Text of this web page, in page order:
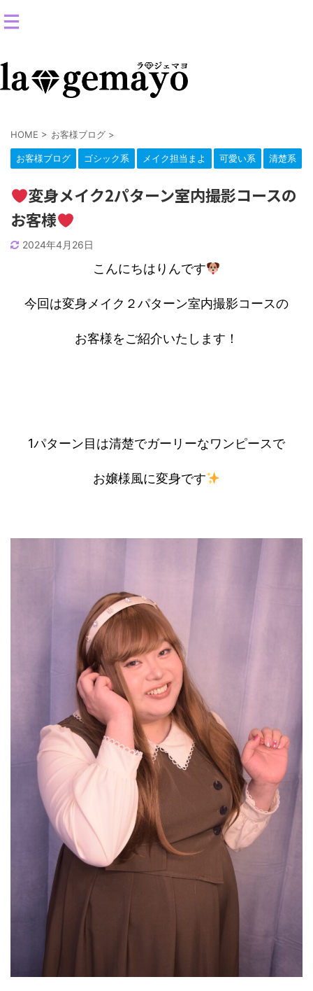
HOME > お客様ブログ >
お客様ブログ ゴシック系 メイク担当まよ 可愛い系 清楚系
変身メイク2パターン室内撮影コースの
お客様
2024年4月26日
こんにちはりんです
今回は変身メイク２パターン室内撮影コースの
お客様をご紹介いたします！
1パターン目は清楚でガーリーなワンピースで
お嬢様風に変身です